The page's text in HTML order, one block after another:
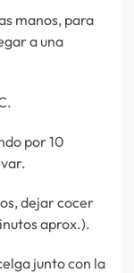
manos, para
a una
por 10
dejar cocer
aprox.).
junto con la